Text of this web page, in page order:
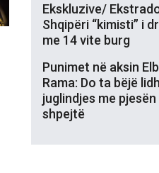
Ekskluzive/
Shqipëri “kimisti” i
me 14 vite burg
Punimet në aksin
Rama: Do ta bëjë
juglindjes me
shpejtë